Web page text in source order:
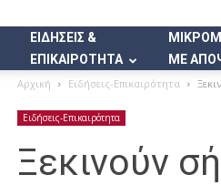
ΕΙΔΗΣΕΙΣ &
ΕΠΙΚΑΙΡΟΤΗΤΑ
ΜΕ
Αρχική Ειδήσεις-Επικαιρότητα
Ειδήσεις-Επικαιρότητα
Ξεκινούν